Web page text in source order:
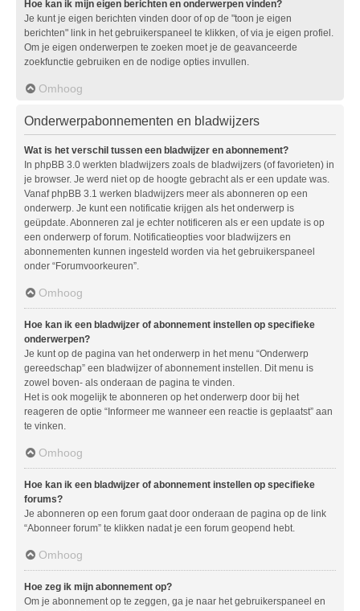
Hoe kan ik mijn eigen berichten en onderwerpen vinden?
Je kunt je eigen berichten vinden door of op de "toon je eigen
berichten" link in het gebruikerspaneel te klikken, of via je eigen profiel.
Om je eigen onderwerpen te zoeken moet je de geavanceerde
zoekfunctie gebruiken en de nodige opties invullen.
Omhoog
Onderwerpabonnementen en bladwijzers
Wat is het verschil tussen een bladwijzer en abonnement?
In phpBB 3.0 werkten bladwijzers zoals de bladwijzers (of favorieten) in
je browser. Je werd niet op de hoogte gebracht als er een update was.
Vanaf phpBB 3.1 werken bladwijzers meer als abonneren op een
onderwerp. Je kunt een notificatie krijgen als het onderwerp is
geüpdate. Abonneren zal je echter notificeren als er een update is op
een onderwerp of forum. Notificatieopties voor bladwijzers en
abonnementen kunnen ingesteld worden via het gebruikerspaneel
onder “Forumvoorkeuren”.
Omhoog
Hoe kan ik een bladwijzer of abonnement instellen op specifieke
onderwerpen?
Je kunt op de pagina van het onderwerp in het menu “Onderwerp
gereedschap” een bladwijzer of abonnement instellen. Dit menu is
zowel boven- als onderaan de pagina te vinden.
Het is ook mogelijk te abonneren op het onderwerp door bij het
reageren de optie “Informeer me wanneer een reactie is geplaatst” aan
te vinken.
Omhoog
Hoe kan ik een bladwijzer of abonnement instellen op specifieke
forums?
Je abonneren op een forum gaat door onderaan de pagina op de link
“Abonneer forum” te klikken nadat je een forum geopend hebt.
Omhoog
Hoe zeg ik mijn abonnement op?
Om je abonnement op te zeggen, ga je naar het gebruikerspaneel en